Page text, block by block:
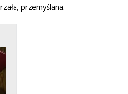
przemyślana.